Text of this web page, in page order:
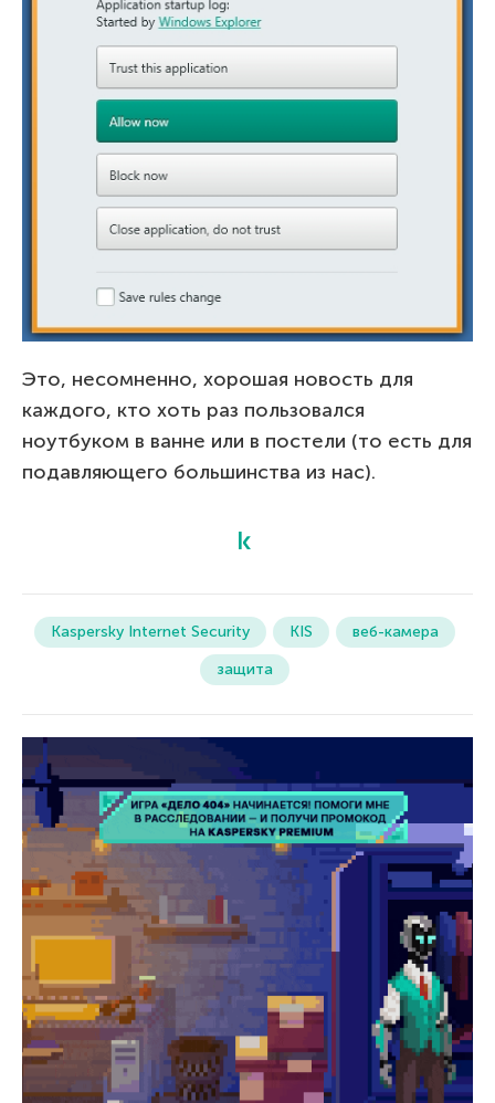
Это, несомненно, хорошая новость для
каждого, кто хоть раз пользовался
ноутбуком в ванне или в постели (то есть для
подавляющего большинства из нас).
Kaspersky Internet Security KIS
веб-камера
защита